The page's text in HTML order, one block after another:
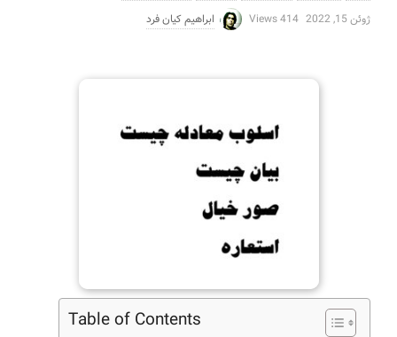
ژوئن 15, 2022
414 Views ابراهیم کیان فرد
Table of Contents